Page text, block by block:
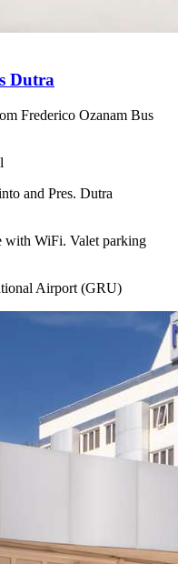
Dutra
Frederico Ozanam Bus
and Pres. Dutra
with WiFi. Valet parking
Airport (GRU)